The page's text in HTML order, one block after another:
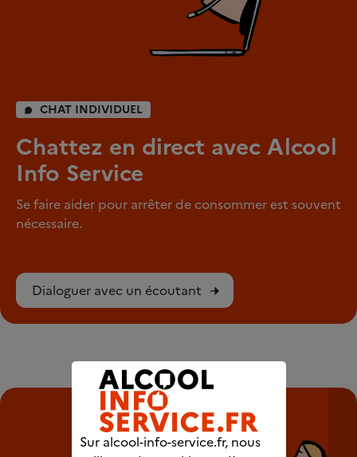
CHAT INDIVIDUEL
Chattez en direct avec Alcool
Info Service
Se faire aider pour arrêter de consommer est souvent
nécessaire.
Dialoguer avec un écoutant
Sur alcool-info-service.fr, nous